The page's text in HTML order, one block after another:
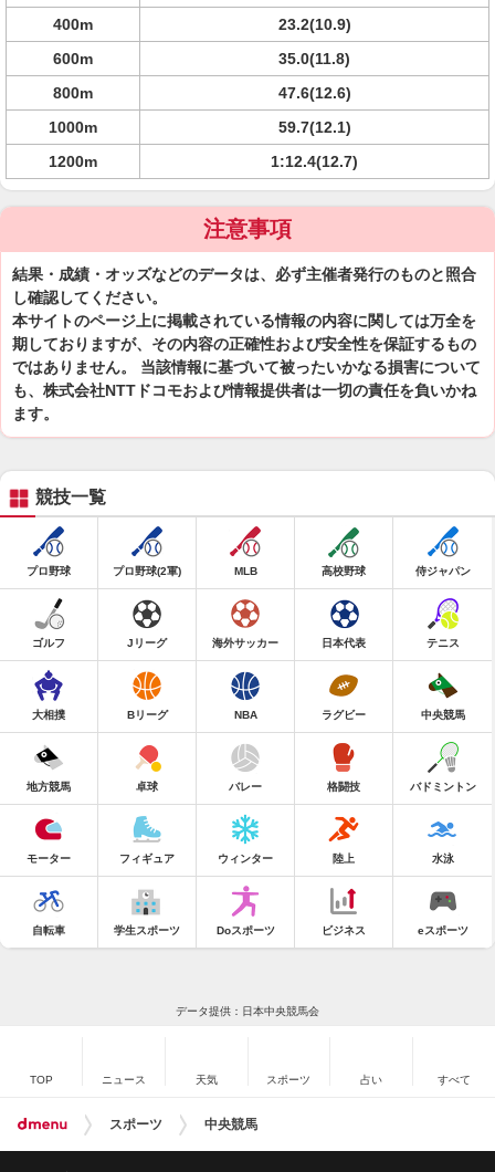
400m
23.2(10.9)
600m
35.0(11.8)
800m
47.6(12.6)
1000m
59.7(12.1)
1200m
1:12.4(12.7)
注意事項
結果・成績・オッズなどのデータは、必ず主催者発行のものと照合
し確認してください。
本サイトのページ上に掲載されている情報の内容に関しては万全を
期しておりますが、その内容の正確性および安全性を保証するもの
ではありません。 当該情報に基づいて被ったいかなる損害について
も、株式会社NTTドコモおよび情報提供者は一切の責任を負いかね
ます。
競技一覧
プロ野球 プロ野球(2軍) MLB 高校野球 侍ジャパン
ゴルフ Jリーグ 海外サッカー 日本代表 テニス
大相撲 Bリーグ NBA ラグビー 中央競馬
地方競馬 卓球 バレー 格闘技 バドミントン
モーター フィギュア ウィンター 陸上 水泳
自転車 学生スポーツ Doスポーツ ビジネス eスポーツ
データ提供：日本中央競馬会
TOP ニュース 天気 スポーツ 占い すべて
スポーツ 中央競馬